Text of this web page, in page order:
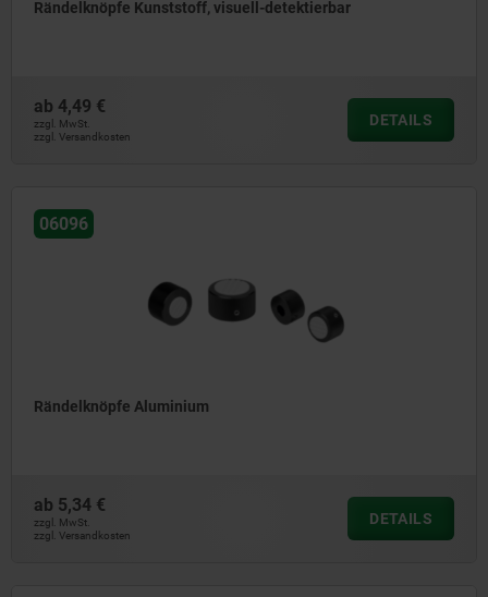
Rändelknöpfe Kunststoff, visuell-detektierbar
ab 4,49 €
zzgl. MwSt.
zzgl. Versandkosten
DETAILS
06096
Rändelknöpfe Aluminium
ab 5,34 €
zzgl. MwSt.
zzgl. Versandkosten
DETAILS